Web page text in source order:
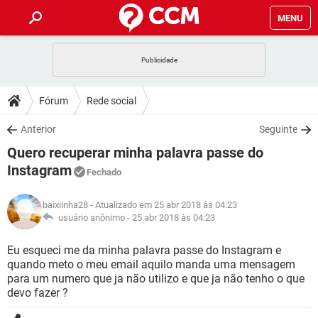
MENU
CELULAR
OUTLOOK
INSTAGRAM GMAIL
GUIA DE COMPRAS
DICAS
JOGOS
OUTLOOK
GUIA DE COMPRAS
DOWNLOADS
JOGOS WHATSAPP
CELULAR
OUTLOOK EXCEL
INSTAGRAM
GUIA DE COMPRAS
FÓRUM
CELULAR FACEBOOK
INSTAGRAM GMAIL
GUIA DE COMPRAS
GLOSSÁRIO
JOGOS
CELULAR FACEBOOK
OUTLOOK EXCEL
INSTAGRAM
Fórum Rede social
Anterior Seguinte
Quero recuperar minha palavra passe do
Instagram
Fechado
baixiinha28 - Atualizado em 25 abr 2018 às 04:23
usuário anônimo - 25 abr 2018 às 04:23
Eu esqueci me da minha palavra passe do Instagram e
quando meto o meu email aquilo manda uma mensagem
para um numero que ja não utilizo e que ja não tenho o que
devo fazer ?